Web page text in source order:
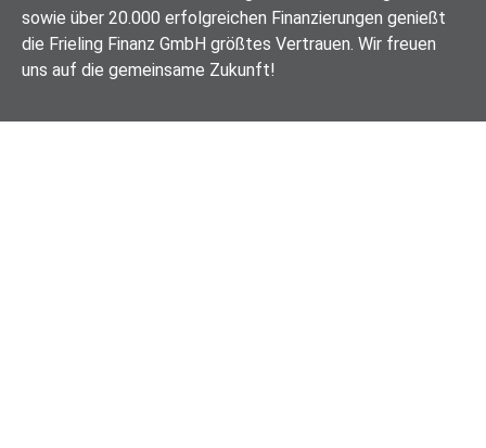
sowie über 20.000 erfolgreichen Finanzierungen genießt
die Frieling Finanz GmbH größtes Vertrauen. Wir freuen
uns auf die gemeinsame Zukunft!